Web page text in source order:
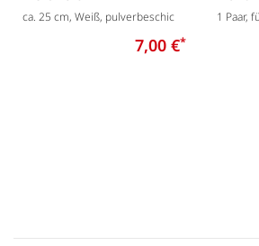
ca. 25 cm, Weiß, pulverbeschic
7,00 €*
1 Paar,